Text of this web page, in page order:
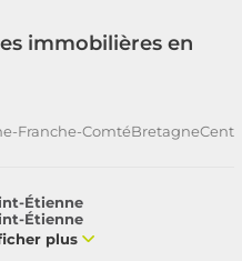
immobilières en
Franche-ComtéBretagne
Étienne
Étienne
plus